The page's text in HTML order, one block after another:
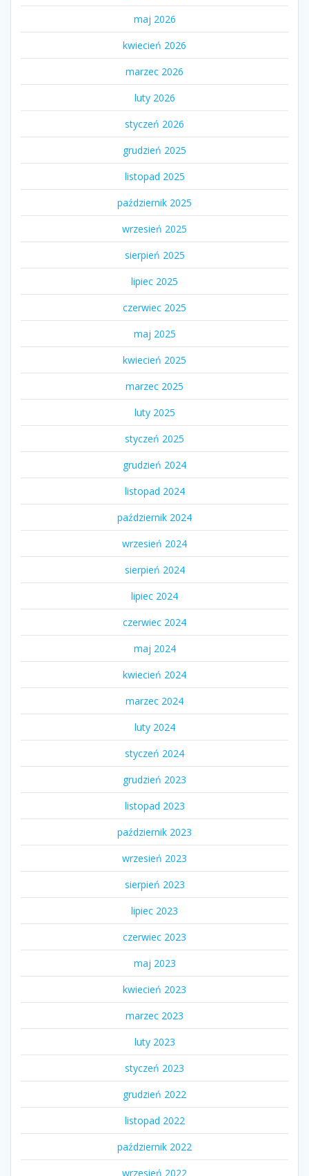
maj 2026
kwiecień 2026
marzec 2026
luty 2026
styczeń 2026
grudzień 2025
listopad 2025
październik 2025
wrzesień 2025
sierpień 2025
lipiec 2025
czerwiec 2025
maj 2025
kwiecień 2025
marzec 2025
luty 2025
styczeń 2025
grudzień 2024
listopad 2024
październik 2024
wrzesień 2024
sierpień 2024
lipiec 2024
czerwiec 2024
maj 2024
kwiecień 2024
marzec 2024
luty 2024
styczeń 2024
grudzień 2023
listopad 2023
październik 2023
wrzesień 2023
sierpień 2023
lipiec 2023
czerwiec 2023
maj 2023
kwiecień 2023
marzec 2023
luty 2023
styczeń 2023
grudzień 2022
listopad 2022
październik 2022
wrzesień 2022